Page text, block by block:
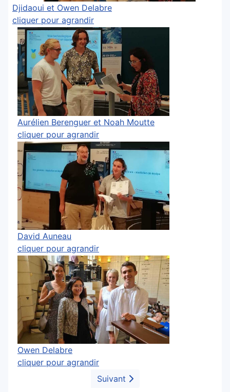
Djidaoui et Owen Delabre
cliquer pour agrandir
Aurélien Berenguer et Noah Moutte
cliquer pour agrandir
David Auneau
cliquer pour agrandir
Owen Delabre
cliquer pour agrandir
Suivant